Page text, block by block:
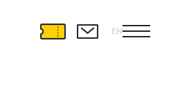
EN